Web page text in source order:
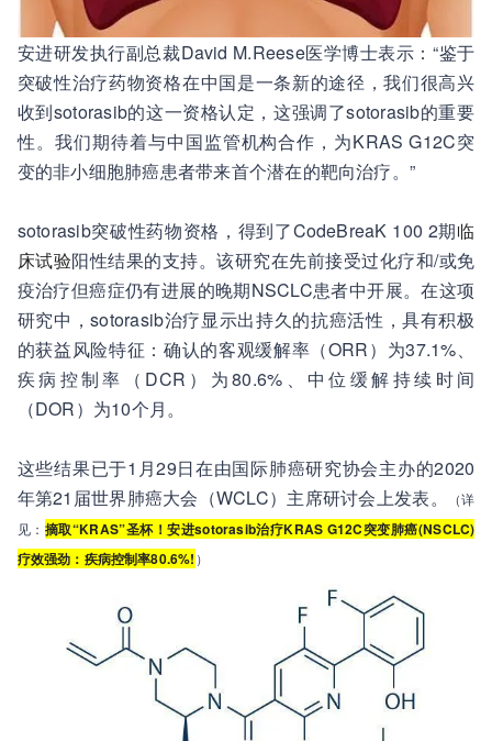
安进研发执行副总裁David M.Reese医学博士表示：“鉴于
突破性治疗药物资格在中国是一条新的途径，我们很高兴
收到sotorasib的这一资格认定，这强调了sotorasib的重要
性。我们期待着与中国监管机构合作，为KRAS G12C突
变的非小细胞肺癌患者带来首个潜在的靶向治疗。”
sotorasib突破性药物资格，得到了CodeBreaK 100 2期临
床试验阳性结果的支持。该研究在先前接受过化疗和/或免
疫治疗但癌症仍有进展的晚期NSCLC患者中开展。在这项
研究中，sotorasib治疗显示出持久的抗癌活性，具有积极
的获益风险特征：确认的客观缓解率（ORR）为37.1%、
疾病控制率（DCR）为80.6%、中位缓解持续时间
（DOR）为10个月。
这些结果已于1月29日在由国际肺癌研究协会主办的2020
年第21届世界肺癌大会（WCLC）主席研讨会上发表。
（详
见： 摘取“KRAS”圣杯！安进sotorasib治疗KRAS G12C突变肺癌(NSCLC)
疗效强劲：疾病控制率80.6%! ）